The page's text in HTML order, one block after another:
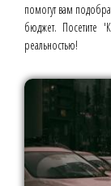
помогут вам
бюджет. Посетите
реальностью!